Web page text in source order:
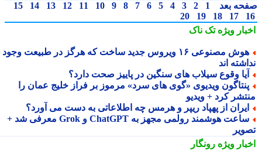
بعد 1
2
3
4
5
6
7
8
9
10
11
12
13
14
15
17
18
19
20
ویژهتک ناک
هوش مصنوعی ۱۶ ویروس جدید ساخت که هرگز در طبیعت وجود
اند
وقوع سیلاب های سنگین در پاییز صحت دارد؟
ویدیوی «گوی های سرد» مرموز بر فراز خلیج عمان را
کرد + ویدیو
از پهپاد ریپر و هرمس چه اطلاعاتی به دست می آورد؟
ساعت هوشمند رولمی مجهز به ChatGPT و Grok معرفی شد +
ویژهرونگار